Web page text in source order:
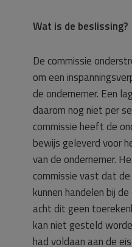
Wat is de beslissing?
De commissie
om een
de ondernemer. Een
daarom nog niet per
commissie heeft de
bewijs geleverd voor
van de ondernemer.
commissie vast dat
kunnen handelen bij
acht dit geen
kan niet gesteld
had voldaan aan de